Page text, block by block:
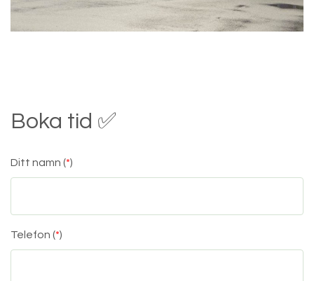
Boka tid ✅
Ditt namn (*)
Telefon (*)